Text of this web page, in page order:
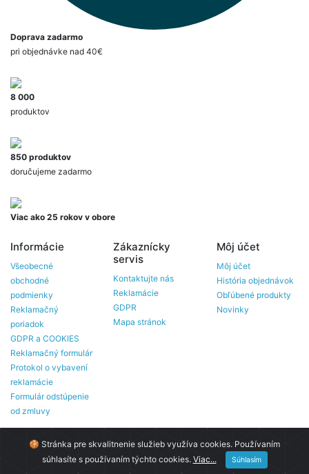
🍪 Stránka pre skvalitnenie služieb využíva cookies. Používaním
súhlasíte s používaním týchto cookies. Viac... Súhlasím
Doprava zadarmo
pri objednávke nad 40€
8 000
produktov
850 produktov
doručujeme zadarmo
Viac ako 25 rokov v obore
Informácie
Všeobecné
obchodné
podmienky
Reklamačný
poriadok
GDPR a COOKIES
Reklamačný formulár
Protokol o vybavení
reklamácie
Formulár odstúpenie
od zmluvy
Zákaznícky
servis
Kontaktujte nás
Reklamácie
GDPR
Mapa stránok
Môj účet
Môj účet
História objednávok
Obľúbené produkty
Novinky
Gepa © 2020